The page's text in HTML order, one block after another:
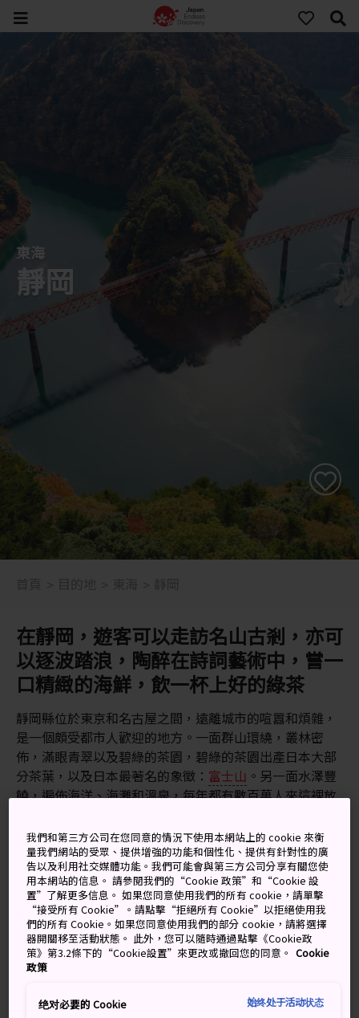
東海
靜岡
在靜岡，遊客可以走訪名山古剎，亦可
以逐波踏浪，陶醉在詩詞藝術中，嘗一
口精緻的海鮮，飲一杯上好的綠茶
靜岡縣位於東京和名古屋之間，遠離城市的喧囂和煩雜，
是一個頗受都市人歡迎的地方。一面群山環繞，叢林密
佈，滿眼青翠以及碧綠的茶園，碧綠的茶園出產日本大部
分茶葉，以及日本最著名的象徵： 富士山 。另一面水澤豐
饒，遍佈海洋、海灘和溫泉，每年都有數百萬人來這裡放
交通方式
從東京、京都、大阪、名古屋和其他地方乘坐 JR 東海道
新幹線可以到達靜岡，也可以乘坐普通 JR 列車、高速巴
士和汽車前往。您可以搭乘飛機飛往富士山靜岡機場。
顯示更多細節
我們和第三方公司在您同意的情況下使用本網站上的 cookie 來衡
量我們網站的受眾、提供增強的功能和個性化、提供有針對性的廣
告以及利用社交媒體功能。我們可能會與第三方公司分享有關您使
用本網站的信息。 請參閱我們的“Cookie 政策”和“Cookie 設
置”了解更多信息。 如果您同意使用我們的所有 cookie，請單擊
“接受所有 Cookie”。請點擊“拒絕所有 Cookie”以拒絕使用我
們的所有 Cookie。如果您同意使用我們的部分 cookie，請將選擇
器開關移至活動狀態。 此外，您可以隨時通過點擊《Cookie政
策》第3.2條下的“Cookie設置”來更改或撤回您的同意。 Cookie
政策
绝对必要的 Cookie 始终处于活动状态